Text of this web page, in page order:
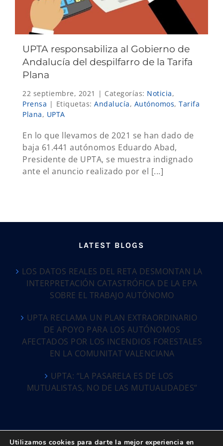
UPTA responsabiliza al Gobierno de
Andalucía del despilfarro de la Tarifa
Plana
22 septiembre, 2021 | Categorías: Noticia,
Prensa | Etiquetas: Andalucía, Autónomos, Tarifa
Plana, UPTA
En lo que llevamos de 2021 se han dado de
baja 61.441 autónomos Eduardo Abad,
Presidente de UPTA, se muestra indignado
ante el anuncio realizado por el [...]
LATEST BLOGS
LOS DATOS REALES DEL RETA DESMONTAN LA
INTERPRETACIÓN CATASTRÓFICA DE LA EPA
SOBRE EL TRABAJO AUTÓNOMO
UPTA RECLAMA UN PLAN EXTRAORDINARIO
DE APOYO PARA LOS AUTÓNOMOS
AFECTADOS POR LOS INCENDIOS FORESTALES
EN LA COMUNITAT VALENCIANA
UPTA: “LA PASARELA ES DE LOS
MUTUALISTAS, NO DE LAS MUTUALIDADES”
Utilizamos cookies para darte la mejor experiencia en